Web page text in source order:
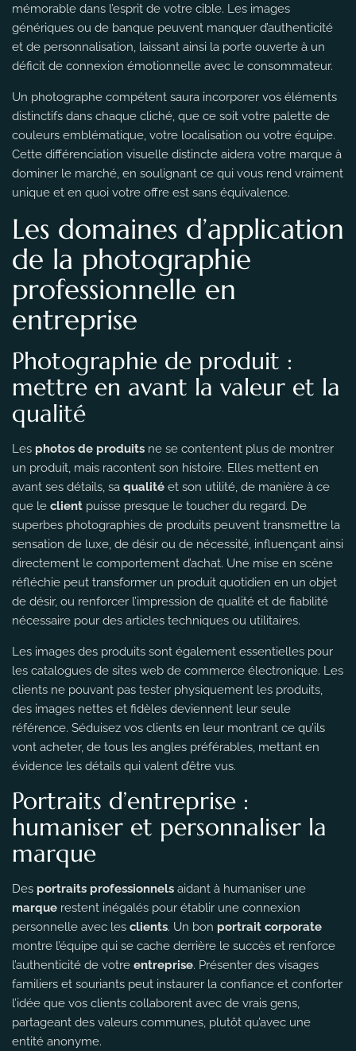
mémorable dans l’esprit de votre cible. Les images
génériques ou de banque peuvent manquer d’authenticité
et de personnalisation, laissant ainsi la porte ouverte à un
déficit de connexion émotionnelle avec le consommateur.
Un photographe compétent saura incorporer vos éléments
distinctifs dans chaque cliché, que ce soit votre palette de
couleurs emblématique, votre localisation ou votre équipe.
Cette différenciation visuelle distincte aidera votre marque à
dominer le marché, en soulignant ce qui vous rend vraiment
unique et en quoi votre offre est sans équivalence.
Les domaines d’application
de la photographie
professionnelle en
entreprise
Photographie de produit :
mettre en avant la valeur et la
qualité
Les photos de produits ne se contentent plus de montrer
un produit, mais racontent son histoire. Elles mettent en
avant ses détails, sa qualité et son utilité, de manière à ce
que le client puisse presque le toucher du regard. De
superbes photographies de produits peuvent transmettre la
sensation de luxe, de désir ou de nécessité, influençant ainsi
directement le comportement d’achat. Une mise en scène
réfléchie peut transformer un produit quotidien en un objet
de désir, ou renforcer l’impression de qualité et de fiabilité
nécessaire pour des articles techniques ou utilitaires.
Les images des produits sont également essentielles pour
les catalogues de sites web de commerce électronique. Les
clients ne pouvant pas tester physiquement les produits,
des images nettes et fidèles deviennent leur seule
référence. Séduisez vos clients en leur montrant ce qu’ils
vont acheter, de tous les angles préférables, mettant en
évidence les détails qui valent d’être vus.
Portraits d’entreprise :
humaniser et personnaliser la
marque
Des portraits professionnels aidant à humaniser une
marque restent inégalés pour établir une connexion
personnelle avec les clients. Un bon portrait corporate
montre l’équipe qui se cache derrière le succès et renforce
l’authenticité de votre entreprise. Présenter des visages
familiers et souriants peut instaurer la confiance et conforter
l’idée que vos clients collaborent avec de vrais gens,
partageant des valeurs communes, plutôt qu’avec une
entité anonyme.